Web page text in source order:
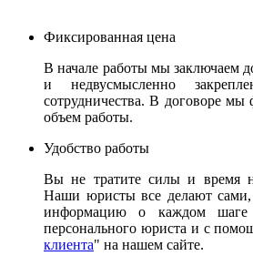
Фиксированная цена
В начале работы мы заключаем
и недвусмысленно
сотрудничества. В договоре мы
объем работы.
Удобство работы
Вы не тратите силы и время
Наши юристы все делают сами,
информацию о каждом
персонального юриста и с
клиента" на нашем сайте.